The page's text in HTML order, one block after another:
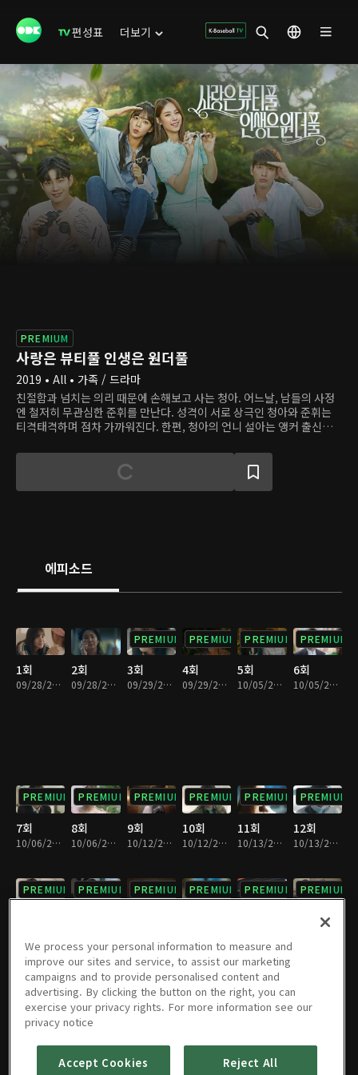
편성표 더보기
PREMIUM
사랑은 뷰티풀 인생은 원더풀
2019 • All • 가족 / 드라마
친절함과 넘치는 의리 때문에 손해보고 사는 청아. 어느날, 남들의 사정
엔 철저히 무관심한 준휘를 만난다. 성격이 서로 상극인 청아와 준휘는
티격태격하며 점차 가까워진다. 한편, 청아의 언니 설아는 앵커 출신으
다고 할 수는 없는 설아의 삶은 낭만 요리사 문태랑을 만나며 변화의 조
짐을 보인다. 특급 호텔 셰프이지만 지금은 작은 식당을 운영하는 태랑은
설아에게 소탈하고 낭만적인 삶의 의미를 되새긴다.
에피소드
1회
09/28/2019 • 40분
2회
09/28/2019 • 31분
PREMIUM
3회
09/29/2019 • 41분
PREMIUM
4회
09/29/2019 • 29분
PREMIUM
5회
10/05/2019 • 36분
PREMIUM
6회
10/05/2019 • 32분
PREMIUM
7회
10/06/2019 • 37분
PREMIUM
8회
10/06/2019 • 31분
PREMIUM
9회
10/12/2019 • 40분
PREMIUM
10회
10/12/2019 • 30분
PREMIUM
11회
10/13/2019 • 37분
PREMIUM
12회
10/13/2019 • 33분
PREMIUM PREMIUM PREMIUM PREMIUM PREMIUM PREMIUM
PREMIUM
19회
10/27/2019 • 38분
PREMIUM
20회
PREMIUM
21회
PREMIUM
22회
PREMIUM
23회 24회
We process your personal information to measure and
improve our sites and service, to assist our marketing
campaigns and to provide personalised content and
advertising. By clicking the button on the right, you can
exercise your privacy rights. For more information see our
privacy notice
Accept Cookies Reject All